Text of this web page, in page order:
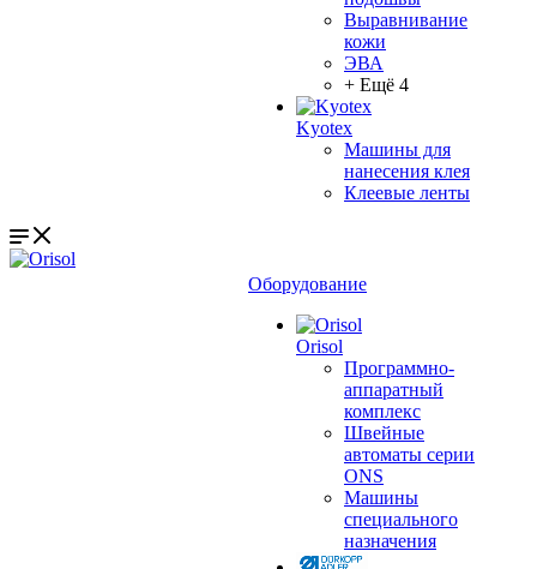
Выравнивание
кожи
ЭВА
+ Ещё 4
Kyotex
Машины для
нанесения клея
Клеевые ленты
Оборудование
Orisol
Программно-
аппаратный
комплекс
Швейные
автоматы серии
ONS
Машины
специального
назначения